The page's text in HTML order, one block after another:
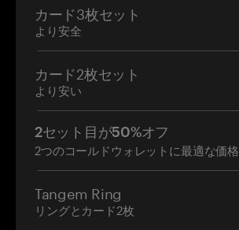
カード3枚セット
より安全
カード2枚セット
より安い
2セット目が50%オフ
2つのコールドウォレットに最適な価格
Tangem Ring
リングとカード2枚